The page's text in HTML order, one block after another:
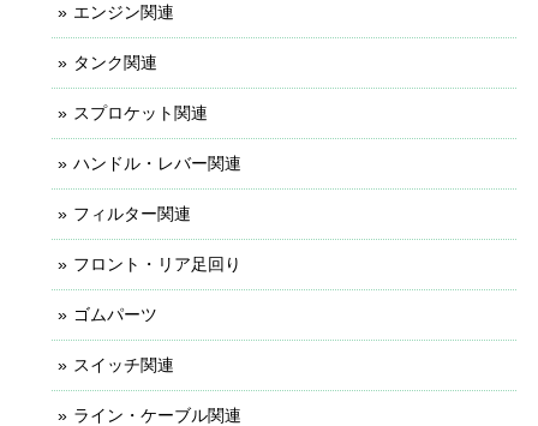
エンジン関連
タンク関連
スプロケット関連
ハンドル・レバー関連
フィルター関連
フロント・リア足回り
ゴムパーツ
スイッチ関連
ライン・ケーブル関連